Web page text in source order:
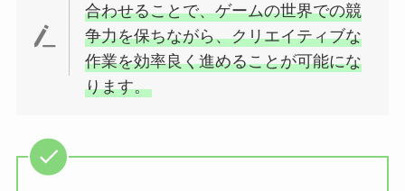
合わせることで、ゲームの世界での競
争力を保ちながら、クリエイティブな
作業を効率良く進めることが可能にな
ります。